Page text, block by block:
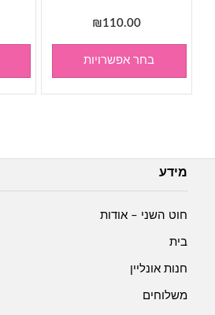
₪110.00
בחר אפשרויות
מידע
חוט השני – אודות
בית
חנות אונליין
משלוחים